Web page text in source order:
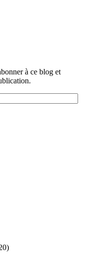
à ce blog et